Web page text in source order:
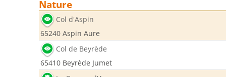
Nature
Col d'Aspin
65240 Aspin Aure
Col de Beyrède
65410 Beyrède Jumet